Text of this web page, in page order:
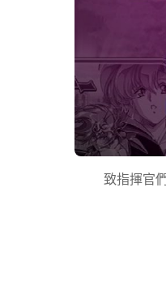
致指揮官